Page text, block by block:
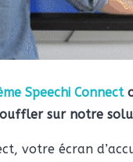
Speechi Connect
sur notre
votre écran